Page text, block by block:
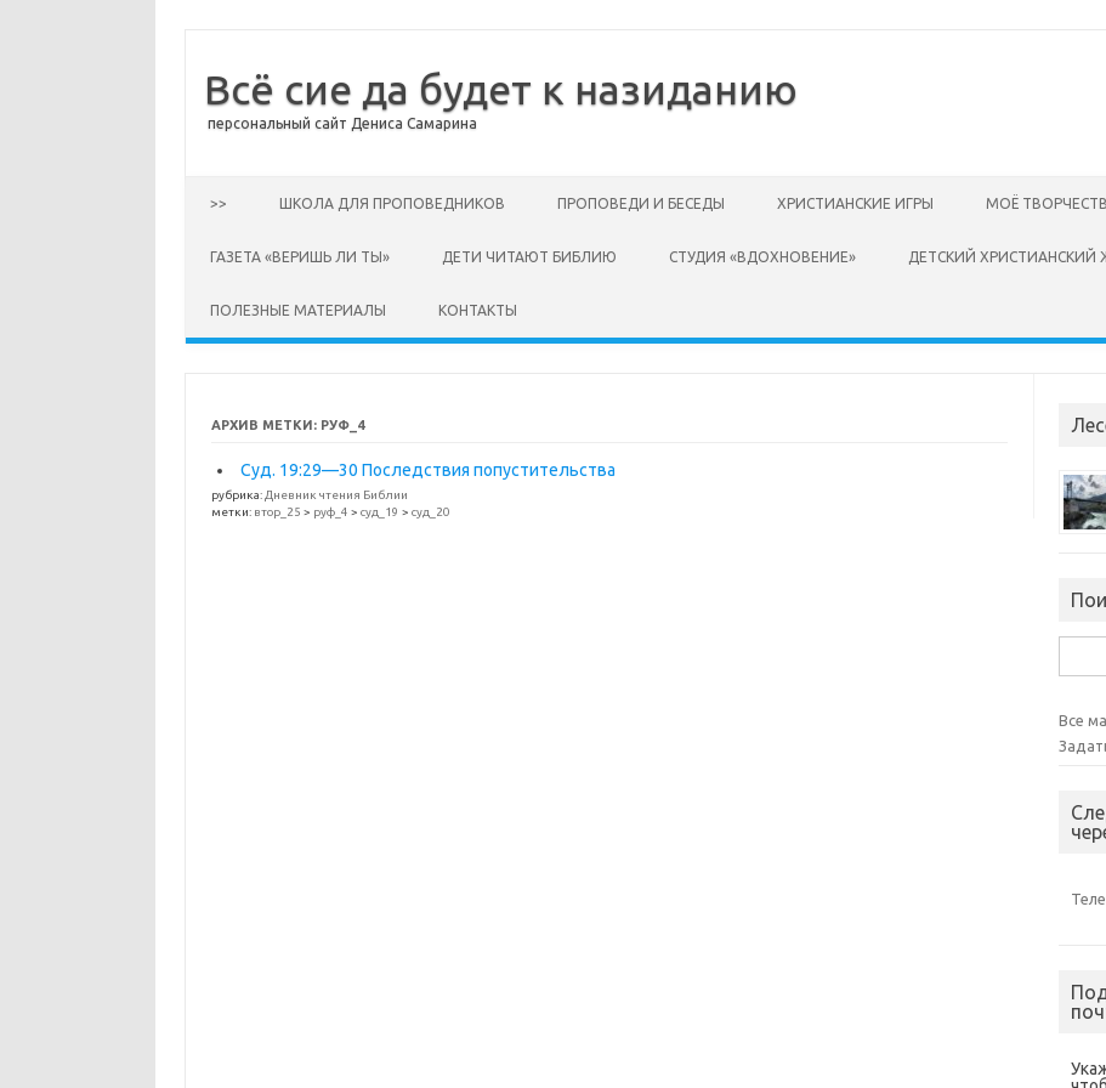
Всё сие да будет к назиданию
персональный сайт Дениса Самарина
>> ШКОЛА ДЛЯ ПРОПОВЕДНИКОВ ПРОПОВЕДИ И БЕСЕДЫ ХРИСТИАНСКИЕ ИГРЫ МОЁ
ГАЗЕТА «ВЕРИШЬ ЛИ ТЫ» ДЕТИ ЧИТАЮТ БИБЛИЮ СТУДИЯ «ВДОХНОВЕНИЕ» ДЕТСКИЙ ХРИСТИАНСКИЙ
ПОЛЕЗНЫЕ МАТЕРИАЛЫ КОНТАКТЫ
АРХИВ МЕТКИ: РУФ_4
Суд. 19:29—30 Последствия попустительства
рубрика: Дневник чтения Библии
метки: втор_25 > руф_4 > суд_19 > суд_20
Все